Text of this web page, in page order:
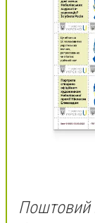
Поштовий